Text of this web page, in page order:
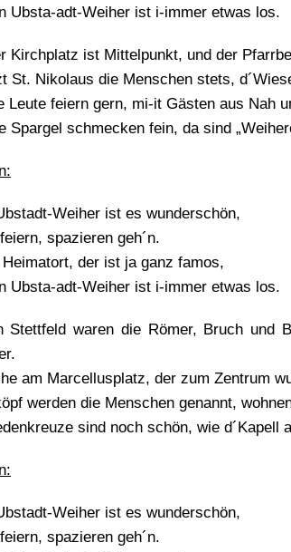
Ubsta-adt-Weiher ist i-immer etwas los.
Kirchplatz ist Mittelpunkt, und der
St. Nikolaus die Menschen stets,
Leute feiern gern, mi-it Gästen aus Nah
Spargel schmecken fein, da sind
Weiher ist es wunderschön,
spazieren geh´n.
der ist ja ganz famos,
Ubsta-adt-Weiher ist i-immer etwas los.
Stettfeld waren die Römer, Bruch und
am Marcellusplatz, der zum Zentrum
werden die Menschen genannt,
sind noch schön, wie d´Kapell
Weiher ist es wunderschön,
spazieren geh´n.